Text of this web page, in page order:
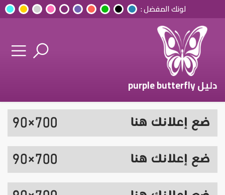
لونك المفضل :
دليل purple butterfly